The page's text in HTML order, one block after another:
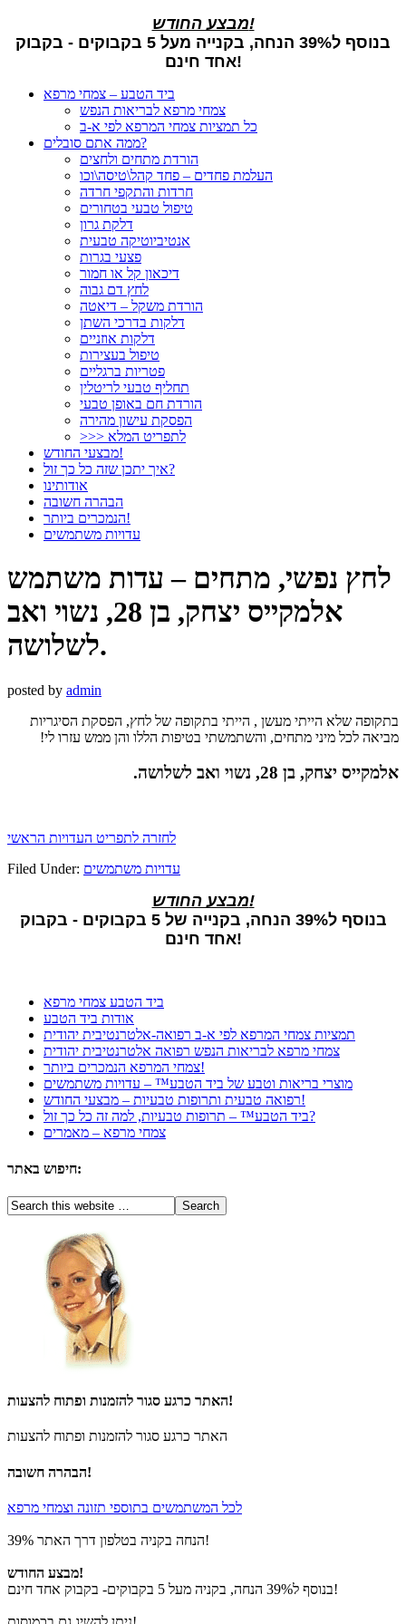
מבצע החודש!
בנוסף ל39% הנחה, בקנייה מעל 5 בקבוקים - בקבוק
אחד חינם!
ביד הטבע – צמחי מרפא
צמחי מרפא לבריאות הנפש
כל תמציות צמחי המרפא לפי א-ב
ממה אתם סובלים?
הורדת מתחים ולחצים
העלמת פחדים – פחד קהל\טיסה\וכו
חרדות והתקפי חרדה
טיפול טבעי בטחורים
דלקת גרון
אנטיביוטיקה טבעית
פצעי בגרות
דיכאון קל או חמור
לחץ דם גבוה
הורדת משקל – דיאטה
דלקות בדרכי השתן
דלקות אוזניים
טיפול בעצירות
פטריות ברגליים
תחליף טבעי לריטלין
הורדת חם באופן טבעי
הפסקת עישון מהירה
>>> לתפריט המלא
מבצעי החודש!
איך יתכן שזה כל כך זול?
אודותינו
הבהרה חשובה
הנמכרים ביותר!
עדויות משתמשים
לחץ נפשי, מתחים – עדות משתמש
אלמקייס יצחק, בן 28, נשוי ואב
לשלושה.
posted by admin
בתקופה שלא הייתי מעשן , הייתי בתקופה של לחץ, הפסקת הסיגריות
מביאה לכל מיני מתחים, והשתמשתי בטיפות הללו והן ממש עזרו לי!
אלמקייס יצחק, בן 28, נשוי ואב לשלושה.
לחזרה לתפריט העדויות הראשי
Filed Under: עדויות משתמשים
מבצע החודש!
בנוסף ל39% הנחה, בקנייה של 5 בקבוקים - בקבוק
אחד חינם!
ביד הטבע צמחי מרפא
אודות ביד הטבע
תמציות צמחי המרפא לפי א-ב רפואה-אלטרנטיבית יהודית
צמחי מרפא לבריאות הנפש רפואה אלטרנטיבית יהודית
צמחי המרפא הנמכרים ביותר!
מוצרי בריאות וטבע של ביד הטבע™ – עדויות משתמשים
רפואה טבעית ותרופות טבעיות – מבצעי החודש!
ביד הטבע™ – תרופות טבעיות, למה זה כל כך זול?
צמחי מרפא – מאמרים
חיפוש באתר:
האתר כרגע סגור להזמנות ופתוח להצעות!
האתר כרגע סגור להזמנות ופתוח להצעות
הבהרה חשובה!
לכל המשתמשים בתוספי תזונה וצמחי מרפא
39% הנחה בקניה בטלפון דרך האתר!
מבצע החודש!
בנוסף ל39% הנחה, בקניה מעל 5 בקבוקים- בקבוק אחד חינם!